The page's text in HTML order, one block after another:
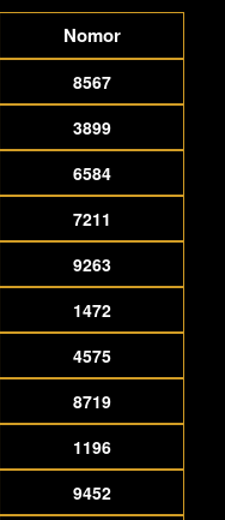
Nomor
8567
3899
6584
7211
9263
1472
4575
8719
1196
9452